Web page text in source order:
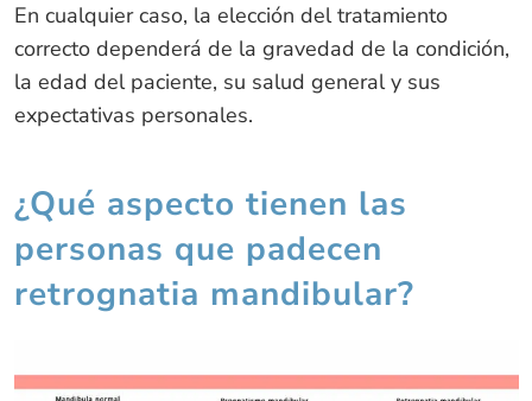
En cualquier caso, la elección del tratamiento
correcto dependerá de la gravedad de la condición,
la edad del paciente, su salud general y sus
expectativas personales.
¿Qué aspecto tienen las
personas que padecen
retrognatia mandibular?